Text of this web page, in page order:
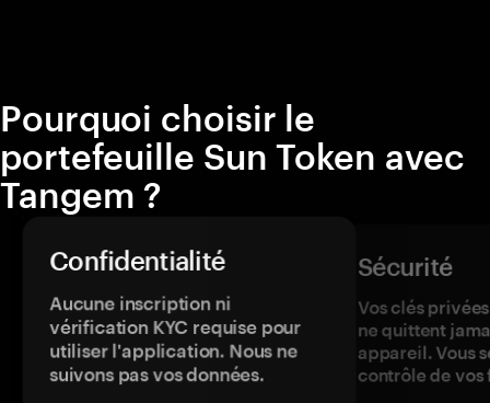
Pourquoi choisir le
portefeuille Sun Token avec
Tangem ?
Confidentialité
Aucune inscription ni
vérification KYC requise pour
utiliser l'application. Nous ne
suivons pas vos données.
Sécurité
Vos clés
ne quittent
appareil. Vous
contrôle de vos